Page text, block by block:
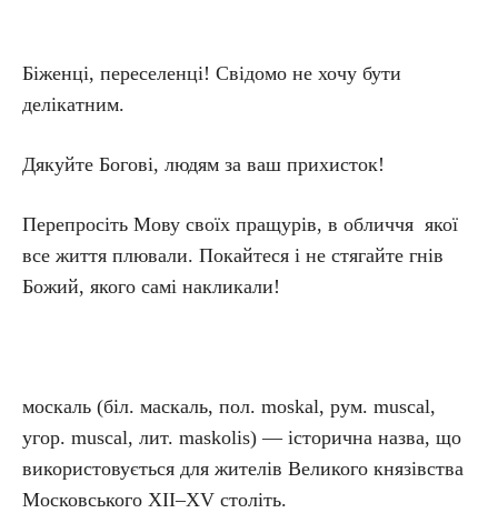
Біженці, переселенці! Свідомо не хочу бути
делікатним.
Дякуйте Богові, людям за ваш прихисток!
Перепросіть Мову своїх пращурів, в обличчя якої
все життя плювали. Покайтеся і не стягайте гнів
Божий, якого самі накликали!
москаль (біл. маскаль, пол. moskal, рум. muscal,
угор. muscal, лит. maskolis) — історична назва, що
використовується для жителів Великого князівства
Московського XII–XV століть.